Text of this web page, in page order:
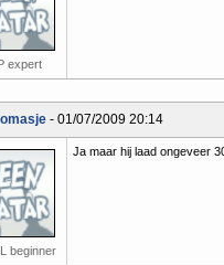
expert
- 01/07/2009 20:14
beginner
Ja maar hij laad ongeveer